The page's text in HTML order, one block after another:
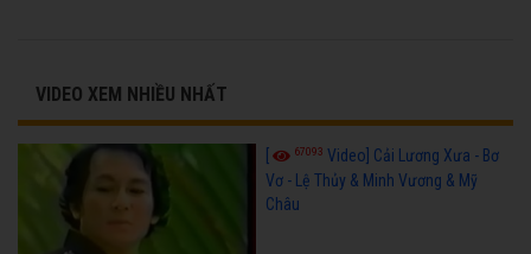
VIDEO XEM NHIỀU NHẤT
[ 67093 Video] Cải Lương Xưa - Bơ
Vơ - Lệ Thủy & Minh Vương & Mỹ
Châu